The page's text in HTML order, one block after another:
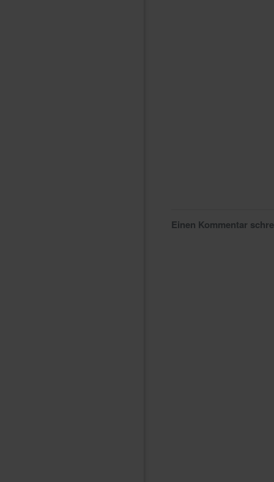
Einen Kommentar